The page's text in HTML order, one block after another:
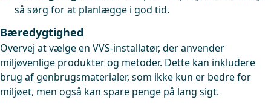
så sørg for at planlægge i god tid.
Bæredygtighed
Overvej at vælge en VVS-installatør, der anvender
miljøvenlige produkter og metoder. Dette kan inkludere
brug af genbrugsmaterialer, som ikke kun er bedre for
miljøet, men også kan spare penge på lang sigt.